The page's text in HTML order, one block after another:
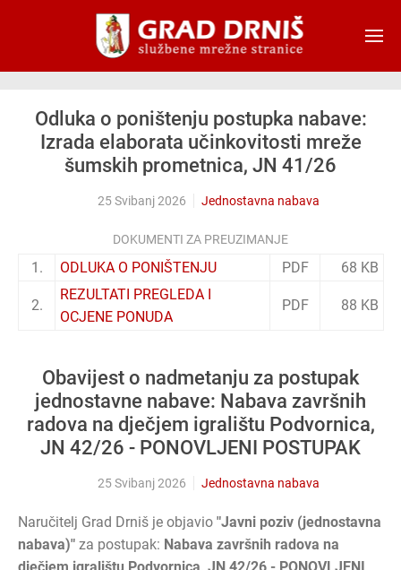
Skip to main content
Odluka o poništenju postupka nabave:
Izrada elaborata učinkovitosti mreže
šumskih prometnica, JN 41/26
25 Svibanj 2026 Jednostavna nabava
DOKUMENTI ZA PREUZIMANJE
1. ODLUKA O PONIŠTENJU PDF 68 KB
2.
REZULTATI PREGLEDA I
OCJENE PONUDA
PDF 88 KB
Obavijest o nadmetanju za postupak
jednostavne nabave: Nabava završnih
radova na dječjem igralištu Podvornica,
JN 42/26 - PONOVLJENI POSTUPAK
25 Svibanj 2026 Jednostavna nabava
Naručitelj Grad Drniš je objavio "Javni poziv (jednostavna
nabava)" za postupak: Nabava završnih radova na